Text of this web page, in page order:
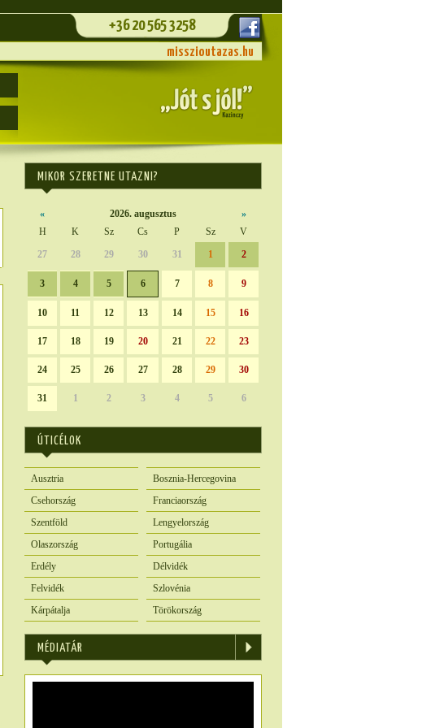
+36 20 565 3258
misszioutazas.hu
MIKOR SZERETNE UTAZNI?
« 2026. augusztus
»
H
K Sz Cs P Sz
V
27
28 29 30 31 1 2
3 4 5 6 7 8 9
10 11 12 13 14 15 16
17 18 19 20 21 22 23
24 25 26 27 28 29 30
31 1 2 3 4 5 6
ÚTICÉLOK
Ausztria
Bosznia-Hercegovina
Csehország
Franciaország
Szentföld
Lengyelország
Olaszország
Portugália
Erdély
Délvidék
Felvidék
Szlovénia
Kárpátalja
Törökország
MÉDIATÁR